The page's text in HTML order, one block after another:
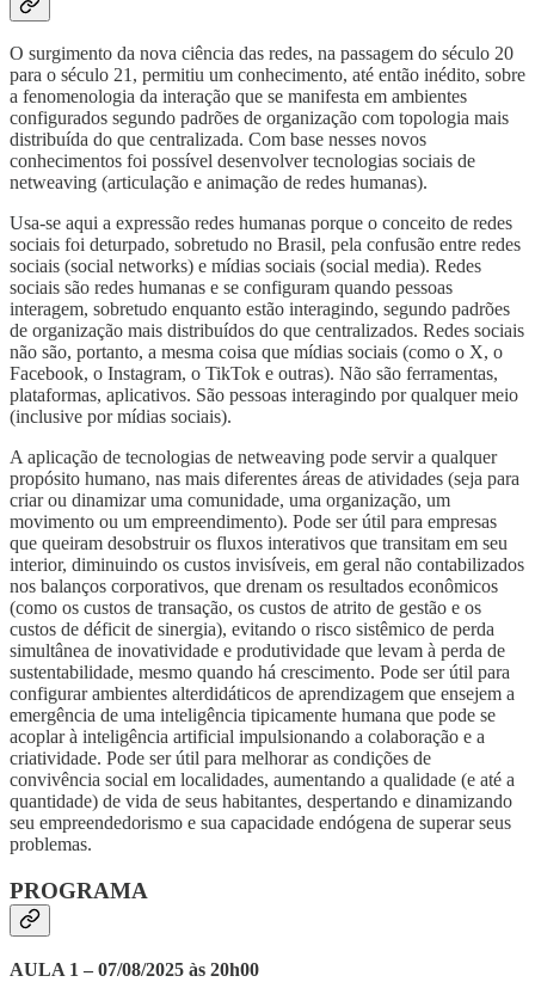
O surgimento da nova ciência das redes, na passagem do século 20
para o século 21, permitiu um conhecimento, até então inédito, sobre
a fenomenologia da interação que se manifesta em ambientes
configurados segundo padrões de organização com topologia mais
distribuída do que centralizada. Com base nesses novos
conhecimentos foi possível desenvolver tecnologias sociais de
netweaving (articulação e animação de redes humanas).
Usa-se aqui a expressão redes humanas porque o conceito de redes
sociais foi deturpado, sobretudo no Brasil, pela confusão entre redes
sociais (social networks) e mídias sociais (social media). Redes
sociais são redes humanas e se configuram quando pessoas
interagem, sobretudo enquanto estão interagindo, segundo padrões
de organização mais distribuídos do que centralizados. Redes sociais
não são, portanto, a mesma coisa que mídias sociais (como o X, o
Facebook, o Instagram, o TikTok e outras). Não são ferramentas,
plataformas, aplicativos. São pessoas interagindo por qualquer meio
(inclusive por mídias sociais).
A aplicação de tecnologias de netweaving pode servir a qualquer
propósito humano, nas mais diferentes áreas de atividades (seja para
criar ou dinamizar uma comunidade, uma organização, um
movimento ou um empreendimento). Pode ser útil para empresas
que queiram desobstruir os fluxos interativos que transitam em seu
interior, diminuindo os custos invisíveis, em geral não contabilizados
nos balanços corporativos, que drenam os resultados econômicos
(como os custos de transação, os custos de atrito de gestão e os
custos de déficit de sinergia), evitando o risco sistêmico de perda
simultânea de inovatividade e produtividade que levam à perda de
sustentabilidade, mesmo quando há crescimento. Pode ser útil para
configurar ambientes alterdidáticos de aprendizagem que ensejem a
emergência de uma inteligência tipicamente humana que pode se
acoplar à inteligência artificial impulsionando a colaboração e a
criatividade. Pode ser útil para melhorar as condições de
convivência social em localidades, aumentando a qualidade (e até a
quantidade) de vida de seus habitantes, despertando e dinamizando
seu empreendedorismo e sua capacidade endógena de superar seus
problemas.
PROGRAMA
AULA 1 – 07/08/2025 às 20h00